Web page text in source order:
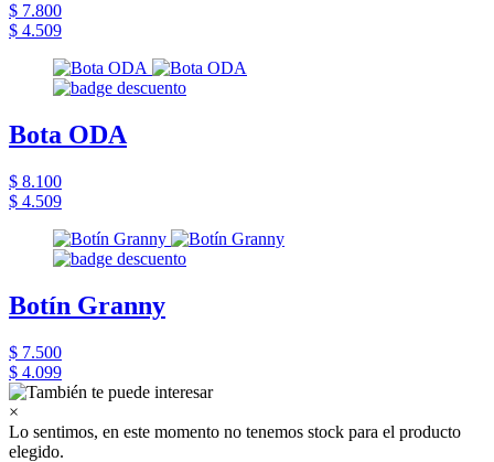
$ 7.800
$ 4.509
Bota ODA
$ 8.100
$ 4.509
Botín Granny
$ 7.500
$ 4.099
×
Lo sentimos, en este momento no tenemos stock para el producto
elegido.